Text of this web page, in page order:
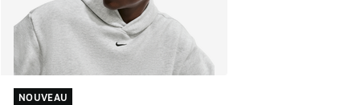
NOUVEAU
NOUVEAU